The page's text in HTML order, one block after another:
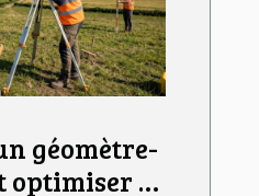
géomètre-
optimiser la